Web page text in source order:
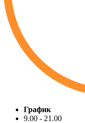
График
9.00 - 21.00